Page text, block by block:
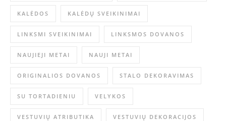
KALĖDOS KALĖDŲ SVEIKINIMAI
LINKSMI SVEIKINIMAI LINKSMOS DOVANOS
NAUJIEJI METAI NAUJI METAI
ORIGINALIOS DOVANOS STALO DEKORAVIMAS
SU TORTADIENIU VELYKOS
VESTUVIŲ ATRIBUTIKA VESTUVIŲ DEKORACIJOS